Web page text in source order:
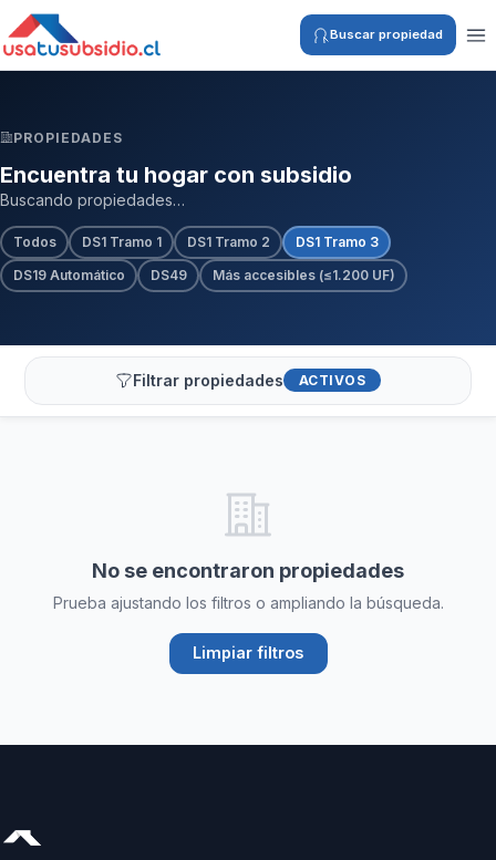
Buscar propiedad
PROPIEDADES
Encuentra tu hogar con subsidio
Buscando propiedades…
Todos DS1 Tramo 1 DS1 Tramo 2
DS1 Tramo 3
DS19 Automático
DS49 Más accesibles (≤1.200 UF)
Filtrar propiedades ACTIVOS
No se encontraron propiedades
Prueba ajustando los filtros o ampliando la búsqueda.
Limpiar filtros